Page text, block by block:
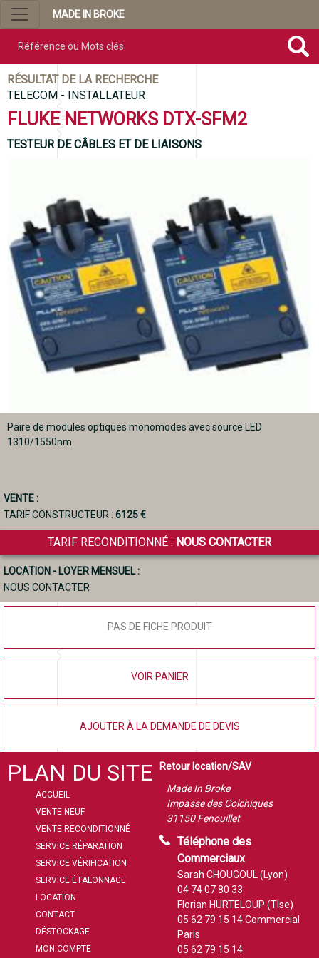
MADE IN BROKE
RÉSULTAT DE LA RECHERCHE
TELECOM - INSTALLATEUR
FLUKE NETWORKS DTX-SFM2
TESTEUR DE CÂBLES ET DE LIAISONS
Paire de modules optiques monomodes avec source LED
1310/1550nm
VENTE :
TARIF CONSTRUCTEUR : 6125 €
TARIF RECONDITIONNÉ : NOUS CONTACTER
LOCATION - LOYER MENSUEL :
NOUS CONTACTER
PAS DE FICHE PRODUIT
VOIR PANIER
AJOUTER À LA DEMANDE DE DEVIS
PLAN DU SITE
ACCUEIL
VENTE NEUF
VENTE RECONDITIONNÉ
SERVICE RÉPARATION
SERVICE VÉRIFICATION
SERVICE ÉTALONNAGE
LOCATION
CONTACT
DÉSTOCKAGE
MON COMPTE
Retour location/SAV
Made In Broke
Impasse des Colchiques
31150 Fenouillet
Téléphone des
Commerciaux
Sarah CHOUGOUL (Lyon)
04 74 07 80 33
Florian HURTELOUP (Tlse)
05 62 79 15 14Commercial
Paris
05 62 79 15 14